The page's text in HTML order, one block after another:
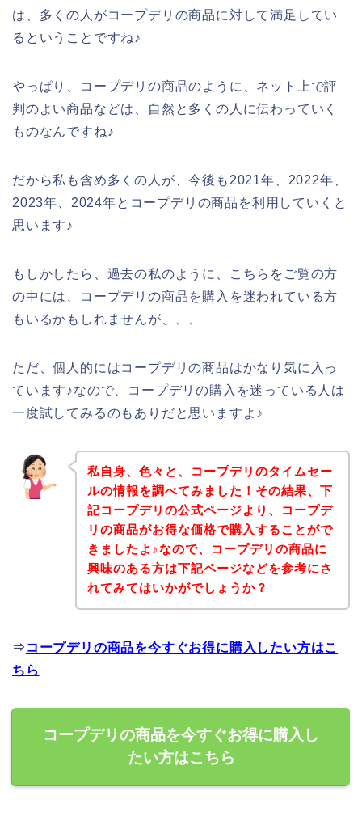
は、多くの人がコープデリの商品に対して満足してい
るということですね♪
やっぱり、コープデリの商品のように、ネット上で評
判のよい商品などは、自然と多くの人に伝わっていく
ものなんですね♪
だから私も含め多くの人が、今後も2021年、2022年、
2023年、2024年とコープデリの商品を利用していくと
思います♪
もしかしたら、過去の私のように、こちらをご覧の方
の中には、コープデリの商品を購入を迷われている方
もいるかもしれませんが、、、
ただ、個人的にはコープデリの商品はかなり気に入っ
ています♪なので、コープデリの購入を迷っている人は
一度試してみるのもありだと思いますよ♪
私自身、色々と、コープデリのタイムセー
ルの情報を調べてみました！その結果、下
記コープデリの公式ページより、コープデ
リの商品がお得な価格で購入することがで
きましたよ♪なので、コープデリの商品に
興味のある方は下記ページなどを参考にさ
れてみてはいかがでしょうか？
⇒ コープデリの商品を今すぐお得に購入したい方はこ
ちら
コープデリの商品を今すぐお得に購入し
たい方はこちら